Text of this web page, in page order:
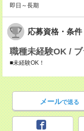
即日～長期
応募資格・条件
職種未経験OK /
■未経験OK！
メールで送る